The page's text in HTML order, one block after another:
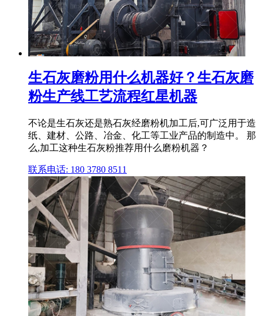
生石灰磨粉用什么机器好？生石灰磨
粉生产线工艺流程红星机器
不论是生石灰还是熟石灰经磨粉机加工后,可广泛用于造
纸、建材、公路、冶金、化工等工业产品的制造中。 那
么,加工这种生石灰粉推荐用什么磨粉机器？
联系电话: 180 3780 8511